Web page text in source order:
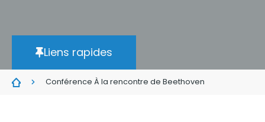
Liens rapides
Conférence À la rencontre de Beethoven